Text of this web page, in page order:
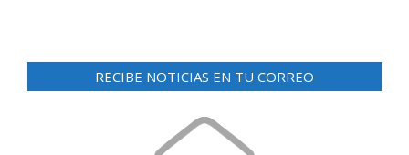
RECIBE NOTICIAS EN TU CORREO